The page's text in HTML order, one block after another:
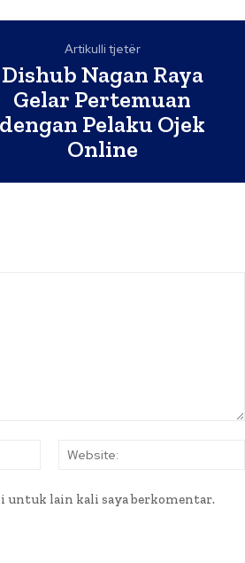
Artikulli tjetër
Dishub Nagan Raya
Gelar Pertemuan
dengan Pelaku Ojek
Online
Email:*
untuk lain kali saya berkomentar.